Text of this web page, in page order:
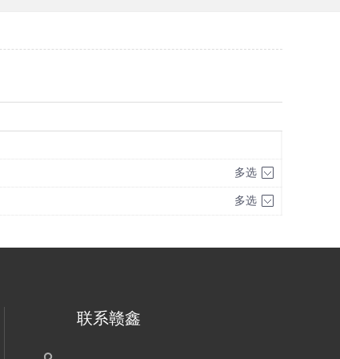
多选
多选
联系赣鑫